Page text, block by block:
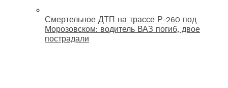
Смертельное ДТП на трассе Р-260 под
Морозовском: водитель ВАЗ погиб, двое
пострадали